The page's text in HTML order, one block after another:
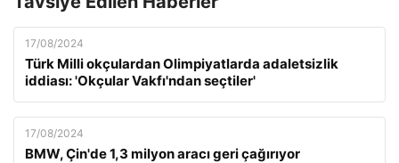
17/08/2024
Türk Milli okçulardan Olimpiyatlarda adaletsizlik
iddiası: 'Okçular Vakfı'ndan seçtiler'
17/08/2024
BMW, Çin'de 1,3 milyon aracı geri çağırıyor